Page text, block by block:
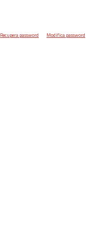
Recupera password Modifica password